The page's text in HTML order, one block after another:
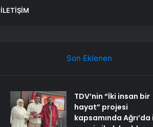
İLETIŞIM
Son Eklenen
TDV’nin “İki insan bir
hayat” projesi
kapsamında Ağrı’da